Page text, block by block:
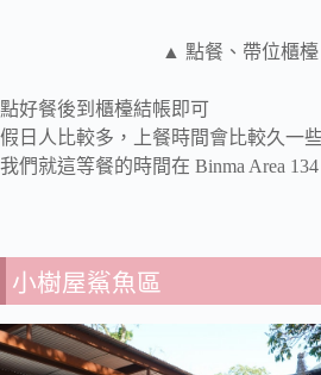
▲ 點餐、帶位櫃檯
點好餐後到櫃檯結帳即可
假日人比較多，上餐時間會比較久一
我們就這等餐的時間在 Binma Area
小樹屋鯊魚區